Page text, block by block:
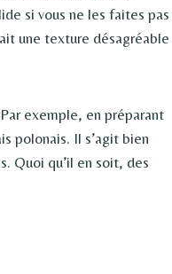
si vous ne les faites pas
une texture désagréable
exemple, en préparant
polonais. Il s’agit bien
Quoi qu’il en soit, des